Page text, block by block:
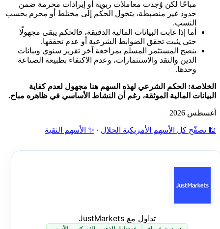
مباحًا لكن وُجدت معاملات ربوية أو إيرادات محرمة ضمن
حدود غير منضبطة، يتحول الحكم إلى مختلط أو محرم بحسب
النسب.
أما إذا غابت البيانات المالية الدقيقة، فالحكم يبقى مجهولًا
حتى يثبت تحقق الضوابط الشرعية أو عدم تحققها.
ينصح المستثمر المسلم بمراجعة آخر تقرير سنوي وبيانات
الدين والنقد والاستثمارات، وعدم الاكتفاء بطبيعة الصناعة
وحدها.
الخلاصة: الحكم الشرعي لهذه السهم هنا مجهول لعدم كفاية
البيانات المالية الموثقة، رغم أن النشاط الأساسي في ظاهره مباح.
أغسطس 2026
🕌 تصفّح كل الأسهم الأمريكية الحلال · ✨ الأسهم النقية
تداول مع JustMarkets